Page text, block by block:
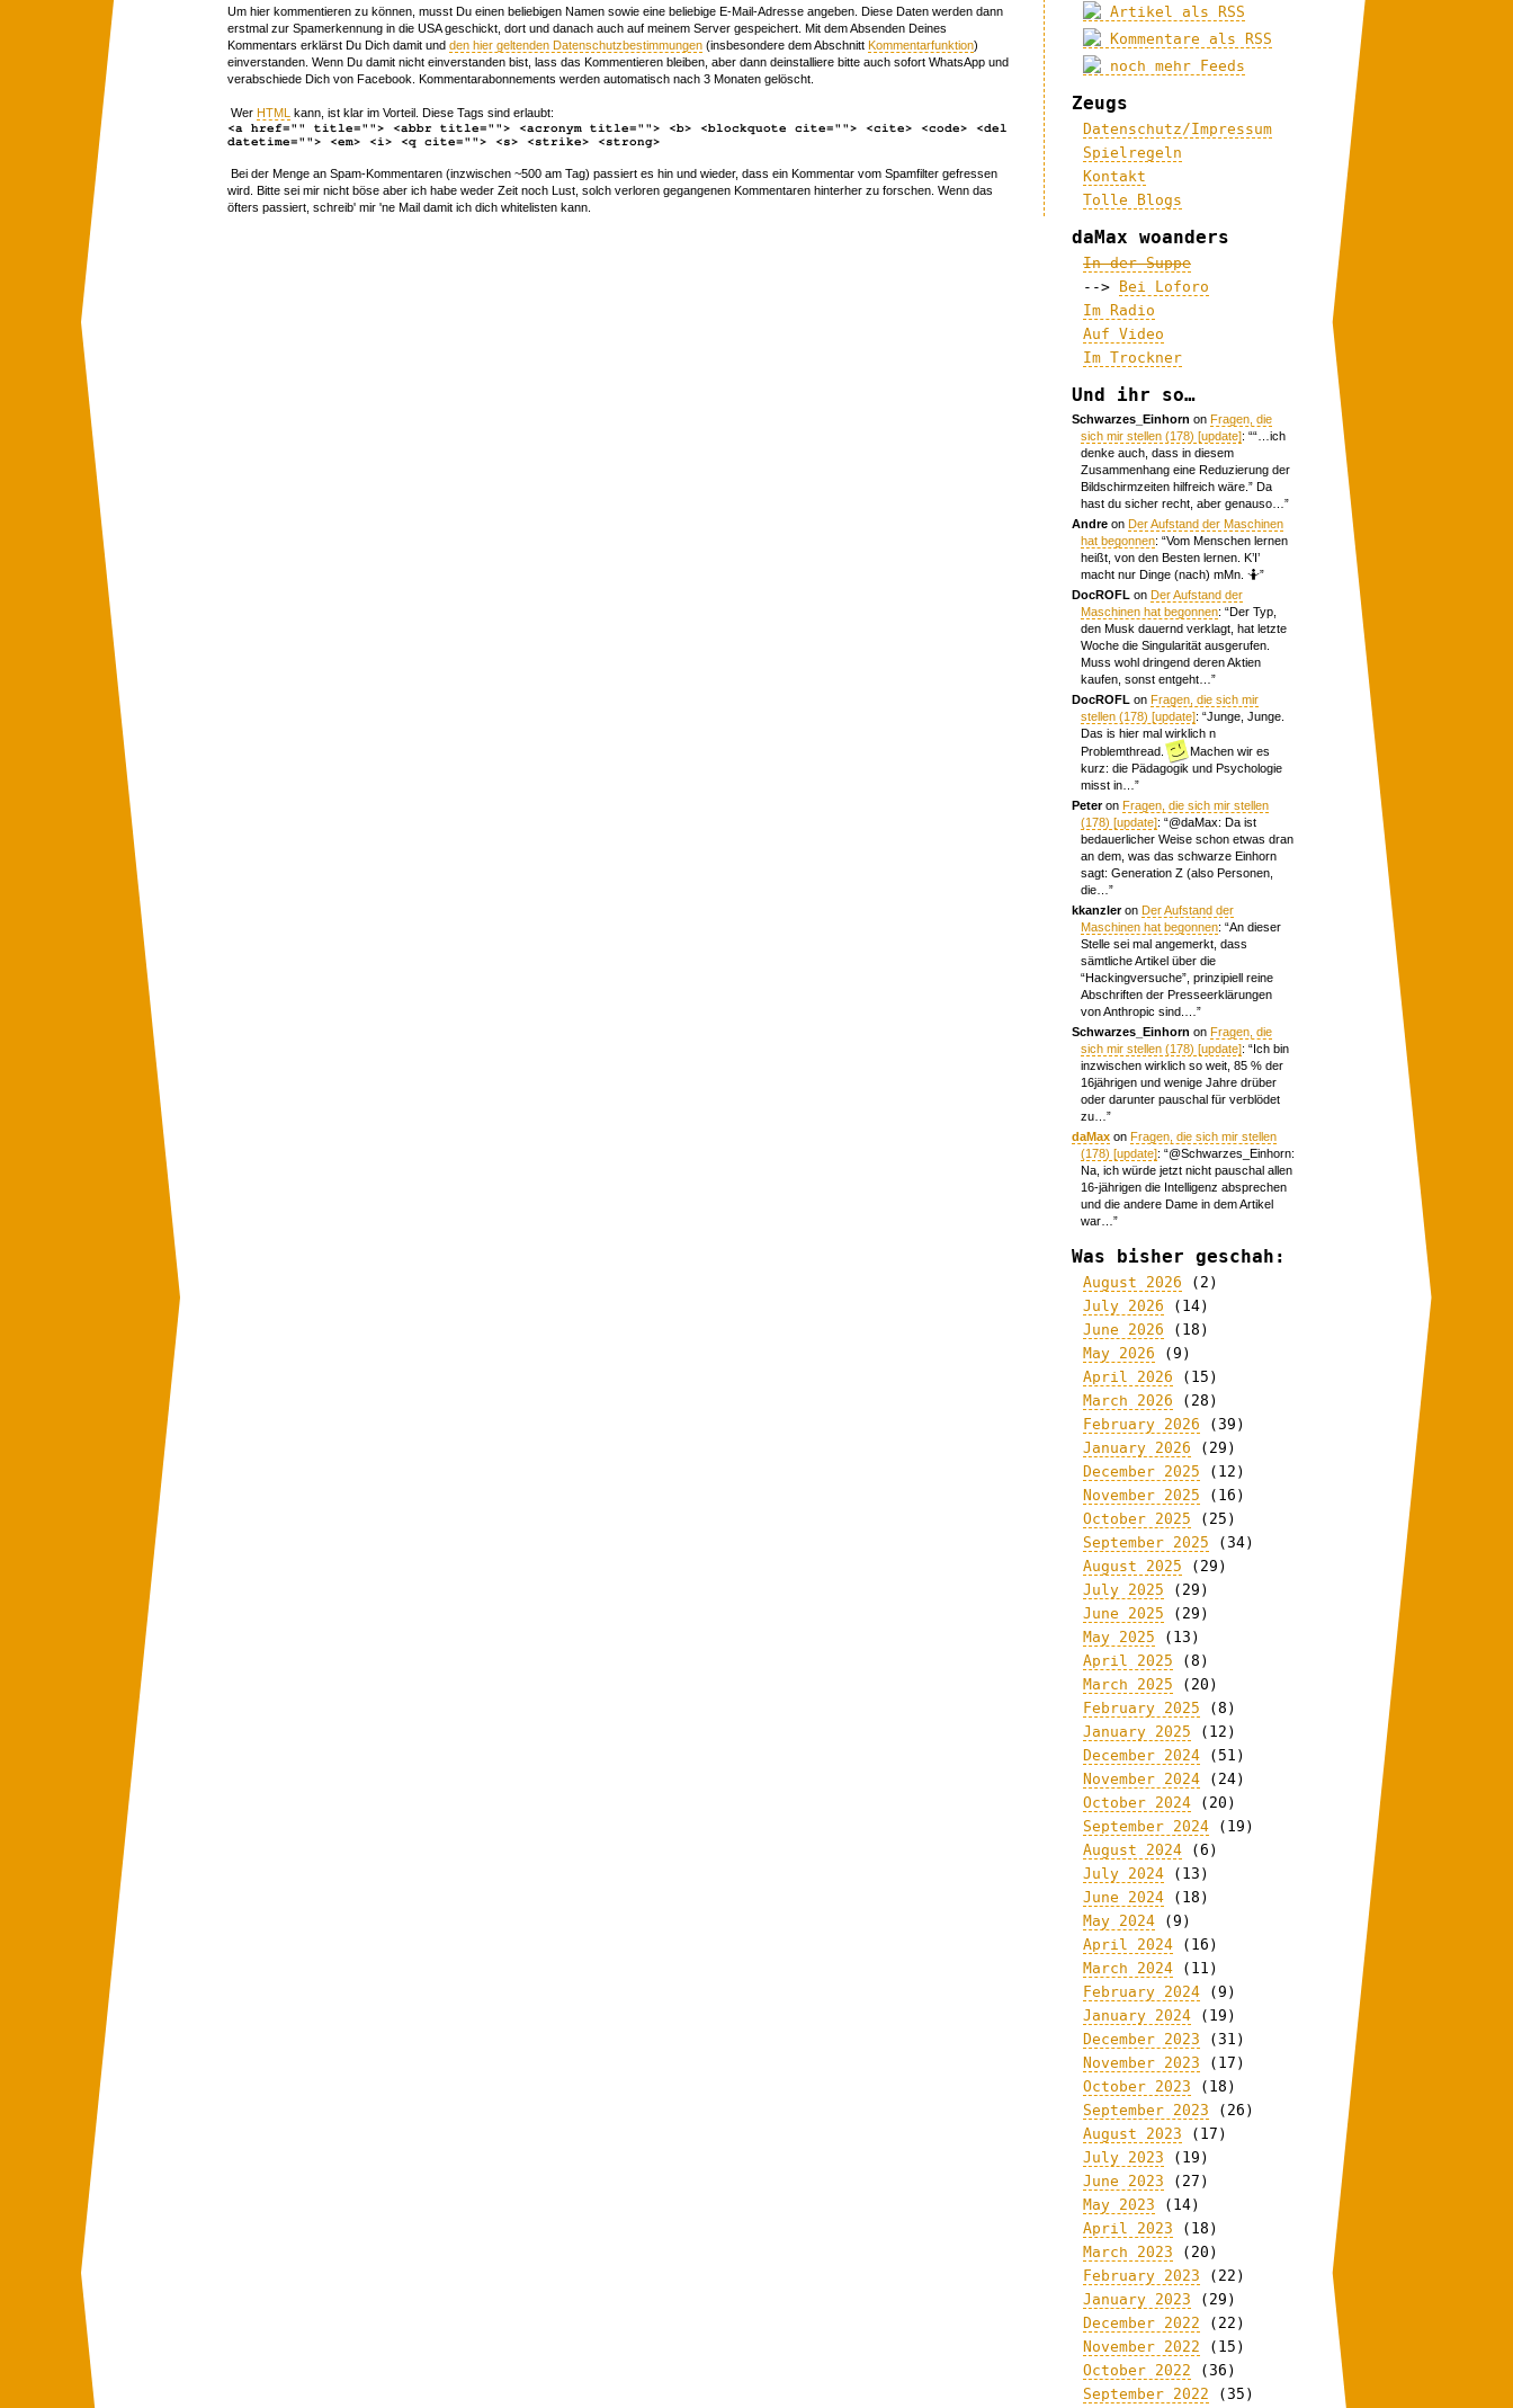
Um hier kommentieren zu können, musst Du einen beliebigen Namen sowie eine beliebige E-Mail-Adresse angeben. Diese Daten werden dann
erstmal zur Spamerkennung in die USA geschickt, dort und danach auch auf meinem Server gespeichert. Mit dem Absenden Deines
Kommentars erklärst Du Dich damit und den hier geltenden Datenschutzbestimmungen (insbesondere dem Abschnitt Kommentarfunktion)
einverstanden. Wenn Du damit nicht einverstanden bist, lass das Kommentieren bleiben, aber dann deinstalliere bitte auch sofort WhatsApp und
verabschiede Dich von Facebook. Kommentarabonnements werden automatisch nach 3 Monaten gelöscht.
Wer HTML kann, ist klar im Vorteil. Diese Tags sind erlaubt:
<a href="" title=""> <abbr title=""> <acronym title=""> <b> <blockquote cite=""> <cite> <code> <del
datetime=""> <em> <i> <q cite=""> <s> <strike> <strong>
Bei der Menge an Spam-Kommentaren (inzwischen ~500 am Tag) passiert es hin und wieder, dass ein Kommentar vom Spamfilter gefressen
wird. Bitte sei mir nicht böse aber ich habe weder Zeit noch Lust, solch verloren gegangenen Kommentaren hinterher zu forschen. Wenn das
öfters passiert, schreib' mir 'ne Mail damit ich dich whitelisten kann.
Artikel als RSS
Kommentare als RSS
noch mehr Feeds
Zeugs
Datenschutz/Impressum
Spielregeln
Kontakt
Tolle Blogs
daMax woanders
In der Suppe
-->
Bei Loforo
Im Radio
Auf Video
Im Trockner
Und ihr so…
Schwarzes_Einhorn onFragen, die
sich mir stellen (178) [update]: ““…ich
denke auch, dass in diesem
Zusammenhang eine Reduzierung der
Bildschirmzeiten hilfreich wäre.” Da
hast du sicher recht, aber genauso… ”
Andre onDer Aufstand der Maschinen
hat begonnen: “Vom Menschen lernen
heißt, von den Besten lernen. K’I’
macht nur Dinge (nach) mMn. 🤷”
DocROFL onDer Aufstand der
Maschinen hat begonnen: “Der Typ,
den Musk dauernd verklagt, hat letzte
Woche die Singularität ausgerufen.
Muss wohl dringend deren Aktien
kaufen, sonst entgeht… ”
DocROFL onFragen, die sich mir
stellen (178) [update]: “Junge, Junge.
Das is hier mal wirklich n
Problemthread.
Machen wir es
kurz: die Pädagogik und Psychologie
misst in… ”
PeteronFragen, die sich mir stellen
(178) [update]: “@daMax: Da ist
bedauerlicher Weise schon etwas dran
an dem, was das schwarze Einhorn
sagt: Generation Z (also Personen,
die… ”
kkanzleronDer Aufstand der
Maschinen hat begonnen: “An dieser
Stelle sei mal angemerkt, dass
sämtliche Artikel über die
“Hackingversuche”, prinzipiell reine
Abschriften der Presseerklärungen
von Anthropic sind.… ”
Schwarzes_Einhorn onFragen, die
sich mir stellen (178) [update]: “Ich bin
inzwischen wirklich so weit, 85 % der
16jährigen und wenige Jahre drüber
oder darunter pauschal für verblödet
zu… ”
daMax onFragen, die sich mir stellen
(178) [update]: “@Schwarzes_Einhorn:
Na, ich würde jetzt nicht pauschal allen
16-jährigen die Intelligenz absprechen
und die andere Dame in dem Artikel
war… ”
Was bisher geschah:
August 2026 (2)
July 2026 (14)
June 2026 (18)
May 2026 (9)
April 2026 (15)
March 2026 (28)
February 2026 (39)
January 2026 (29)
December 2025 (12)
November 2025 (16)
October 2025 (25)
September 2025 (34)
August 2025 (29)
July 2025 (29)
June 2025 (29)
May 2025 (13)
April 2025 (8)
March 2025 (20)
February 2025 (8)
January 2025 (12)
December 2024 (51)
November 2024 (24)
October 2024 (20)
September 2024 (19)
August 2024 (6)
July 2024 (13)
June 2024 (18)
May 2024 (9)
April 2024 (16)
March 2024 (11)
February 2024 (9)
January 2024 (19)
December 2023 (31)
November 2023 (17)
October 2023 (18)
September 2023 (26)
August 2023 (17)
July 2023 (19)
June 2023 (27)
May 2023 (14)
April 2023 (18)
March 2023 (20)
February 2023 (22)
January 2023 (29)
December 2022 (22)
November 2022 (15)
October 2022 (36)
September 2022 (35)